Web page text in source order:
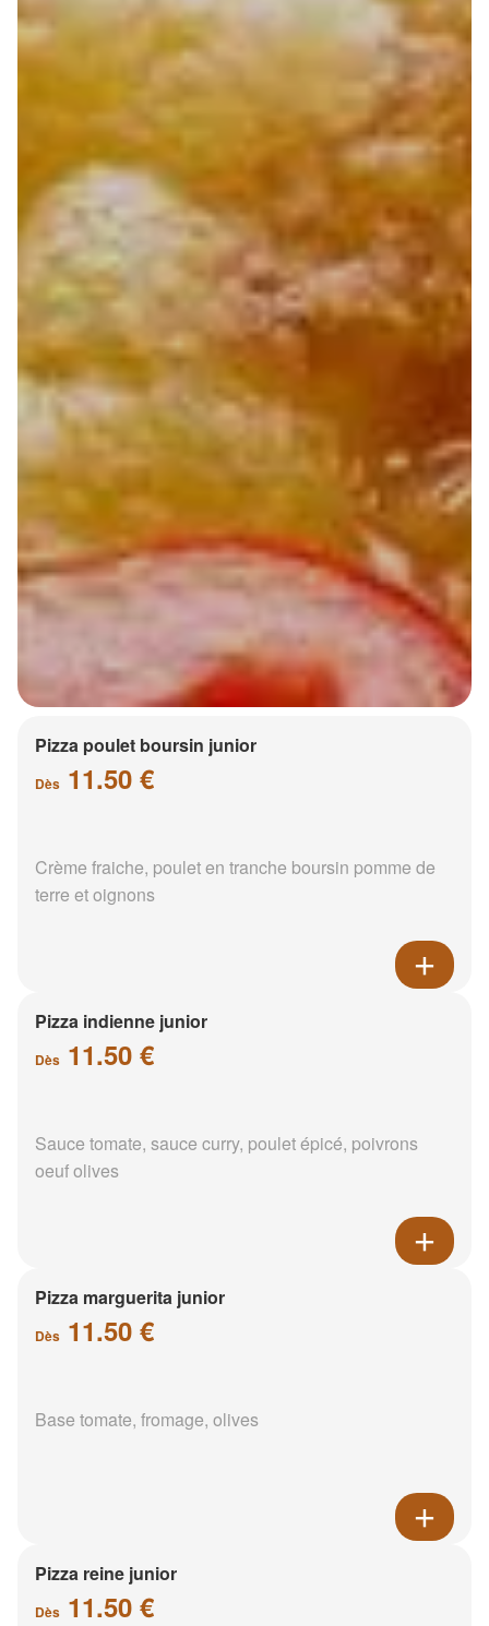
Pizza poulet boursin junior
Dès 11.50 €
Crème fraiche, poulet en tranche boursin pomme de
terre et oignons
Pizza indienne junior
Dès 11.50 €
Sauce tomate, sauce curry, poulet épicé, poivrons
oeuf olives
Pizza marguerita junior
Dès 11.50 €
Base tomate, fromage, olives
Pizza reine junior
Dès 11.50 €